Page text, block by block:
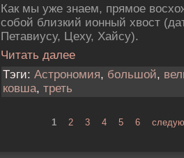
Как мы уже знаем, прямое
собой близкий ионный хвост
Петавиусу, Цеху, Хайсу).
Читать далее
Тэги: Астрономия, большой,
ковша, треть
1 2 3 4 5 6